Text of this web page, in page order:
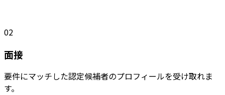
02
面接
要件にマッチした認定候補者のプロフィールを受け取れま
す。